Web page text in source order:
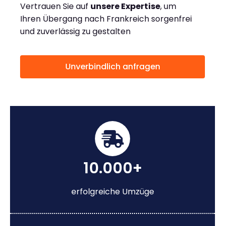
Vertrauen Sie auf unsere Expertise, um
Ihren Übergang nach Frankreich sorgenfrei
und zuverlässig zu gestalten
Unverbindlich anfragen
10.000+
erfolgreiche Umzüge